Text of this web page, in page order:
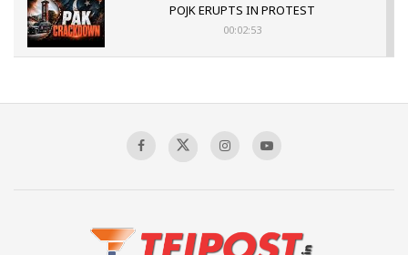
POJK ERUPTS IN PROTEST
00:02:53
Sagar